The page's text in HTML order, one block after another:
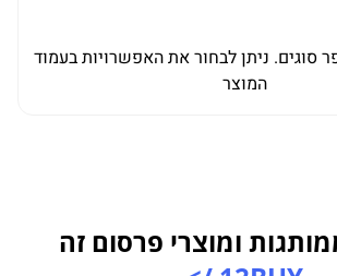
ניתן לבחור את האפשרויות בעמוד
המוצר
ומוצרי פרסום זה